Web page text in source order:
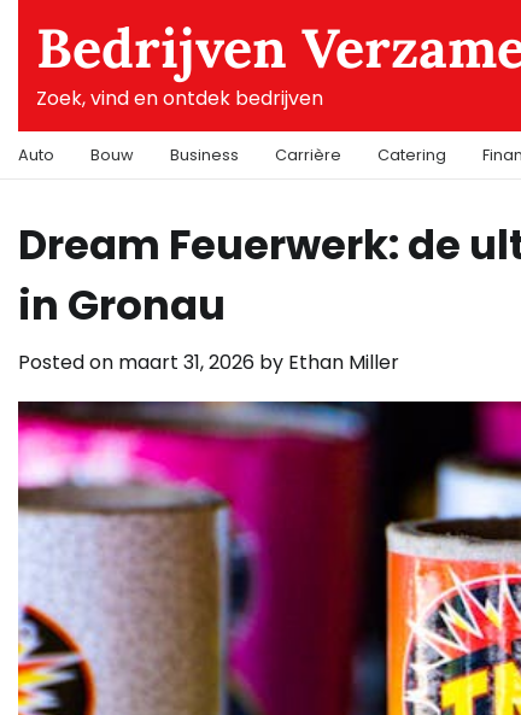
contentBedrijven
Zoek, vind en ontdek bedrijven
Auto Bouw Business Carrière Catering
Dream Feuerwerk: de
in Gronau
Posted on maart 31, 2026 by Ethan Miller